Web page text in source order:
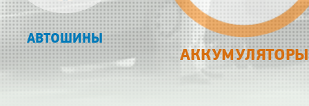
АВТОШИНЫ
АККУМУЛЯТОРЫ